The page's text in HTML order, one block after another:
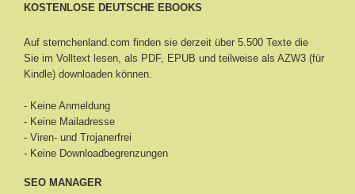
KOSTENLOSE DEUTSCHE EBOOKS
Auf sternchenland.com finden sie derzeit über 5.500 Texte die
Sie im Volltext lesen, als PDF, EPUB und teilweise als AZW3 (für
Kindle) downloaden können.
- Keine Anmeldung
- Keine Mailadresse
- Viren- und Trojanerfrei
- Keine Downloadbegrenzungen
SEO MANAGER